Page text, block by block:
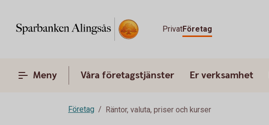
PrivatFöretag
Meny Våra företagstjänster Er verksamhet
Företag Räntor, valuta, priser och kurser